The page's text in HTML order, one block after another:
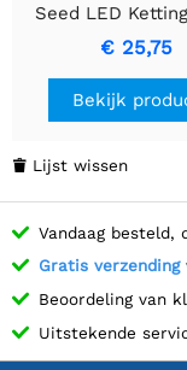
Seed LED
LEDs - 4" Afstand
LEDs
€ 25,75
Bekijk
 Lijst wissen
Vandaag besteld,
Gratis verzending
Beoordeling van
Uitstekende